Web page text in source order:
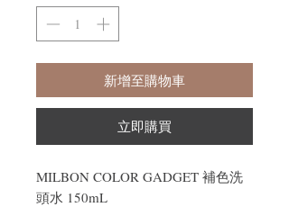
新增至購物車
立即購買
MILBON COLOR GADGET 補色洗
頭水 150mL